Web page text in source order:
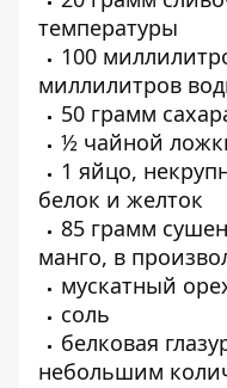
температуры
100
миллилитров
50 грамм
½ чайной
1 яйцо,
белок и желток
85 грамм
манго, в
мускатный
соль
белковая
небольшим